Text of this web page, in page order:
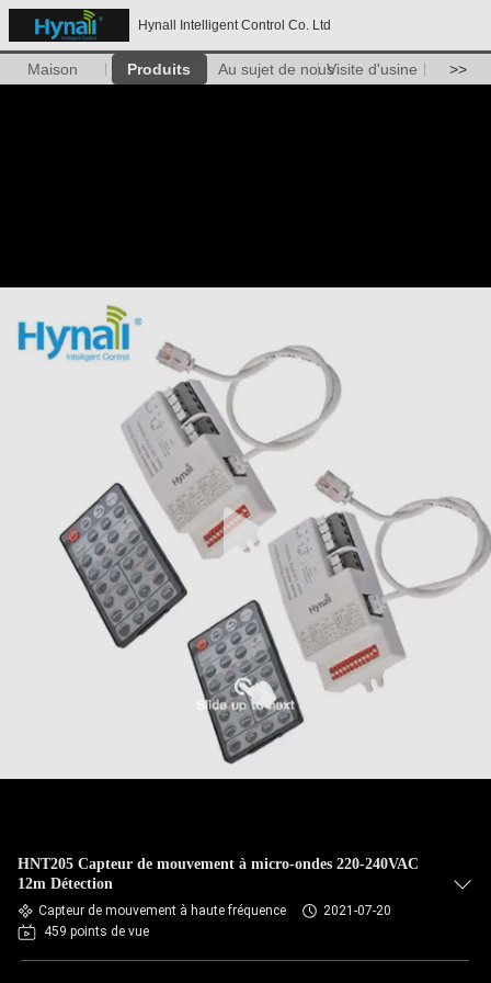
Hynall Intelligent Control Co. Ltd
Maison Produits Au sujet de nousVisite d'usine >>
HNT205 Capteur de mouvement à micro-ondes 220-240VAC
12m Détection
Capteur de mouvement à haute fréquence
2021-07-20
459 points de vue